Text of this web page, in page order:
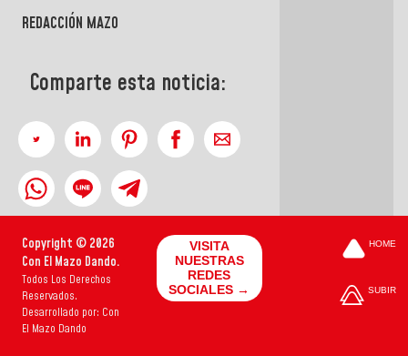
REDACCIÓN MAZO
Comparte esta noticia:
Copyright © 2026
Con El Mazo Dando.
Todos Los Derechos
Reservados.
Desarrollado por: Con
El Mazo Dando
VISITA
NUESTRAS
REDES
SOCIALES →
HOME
SUBIR